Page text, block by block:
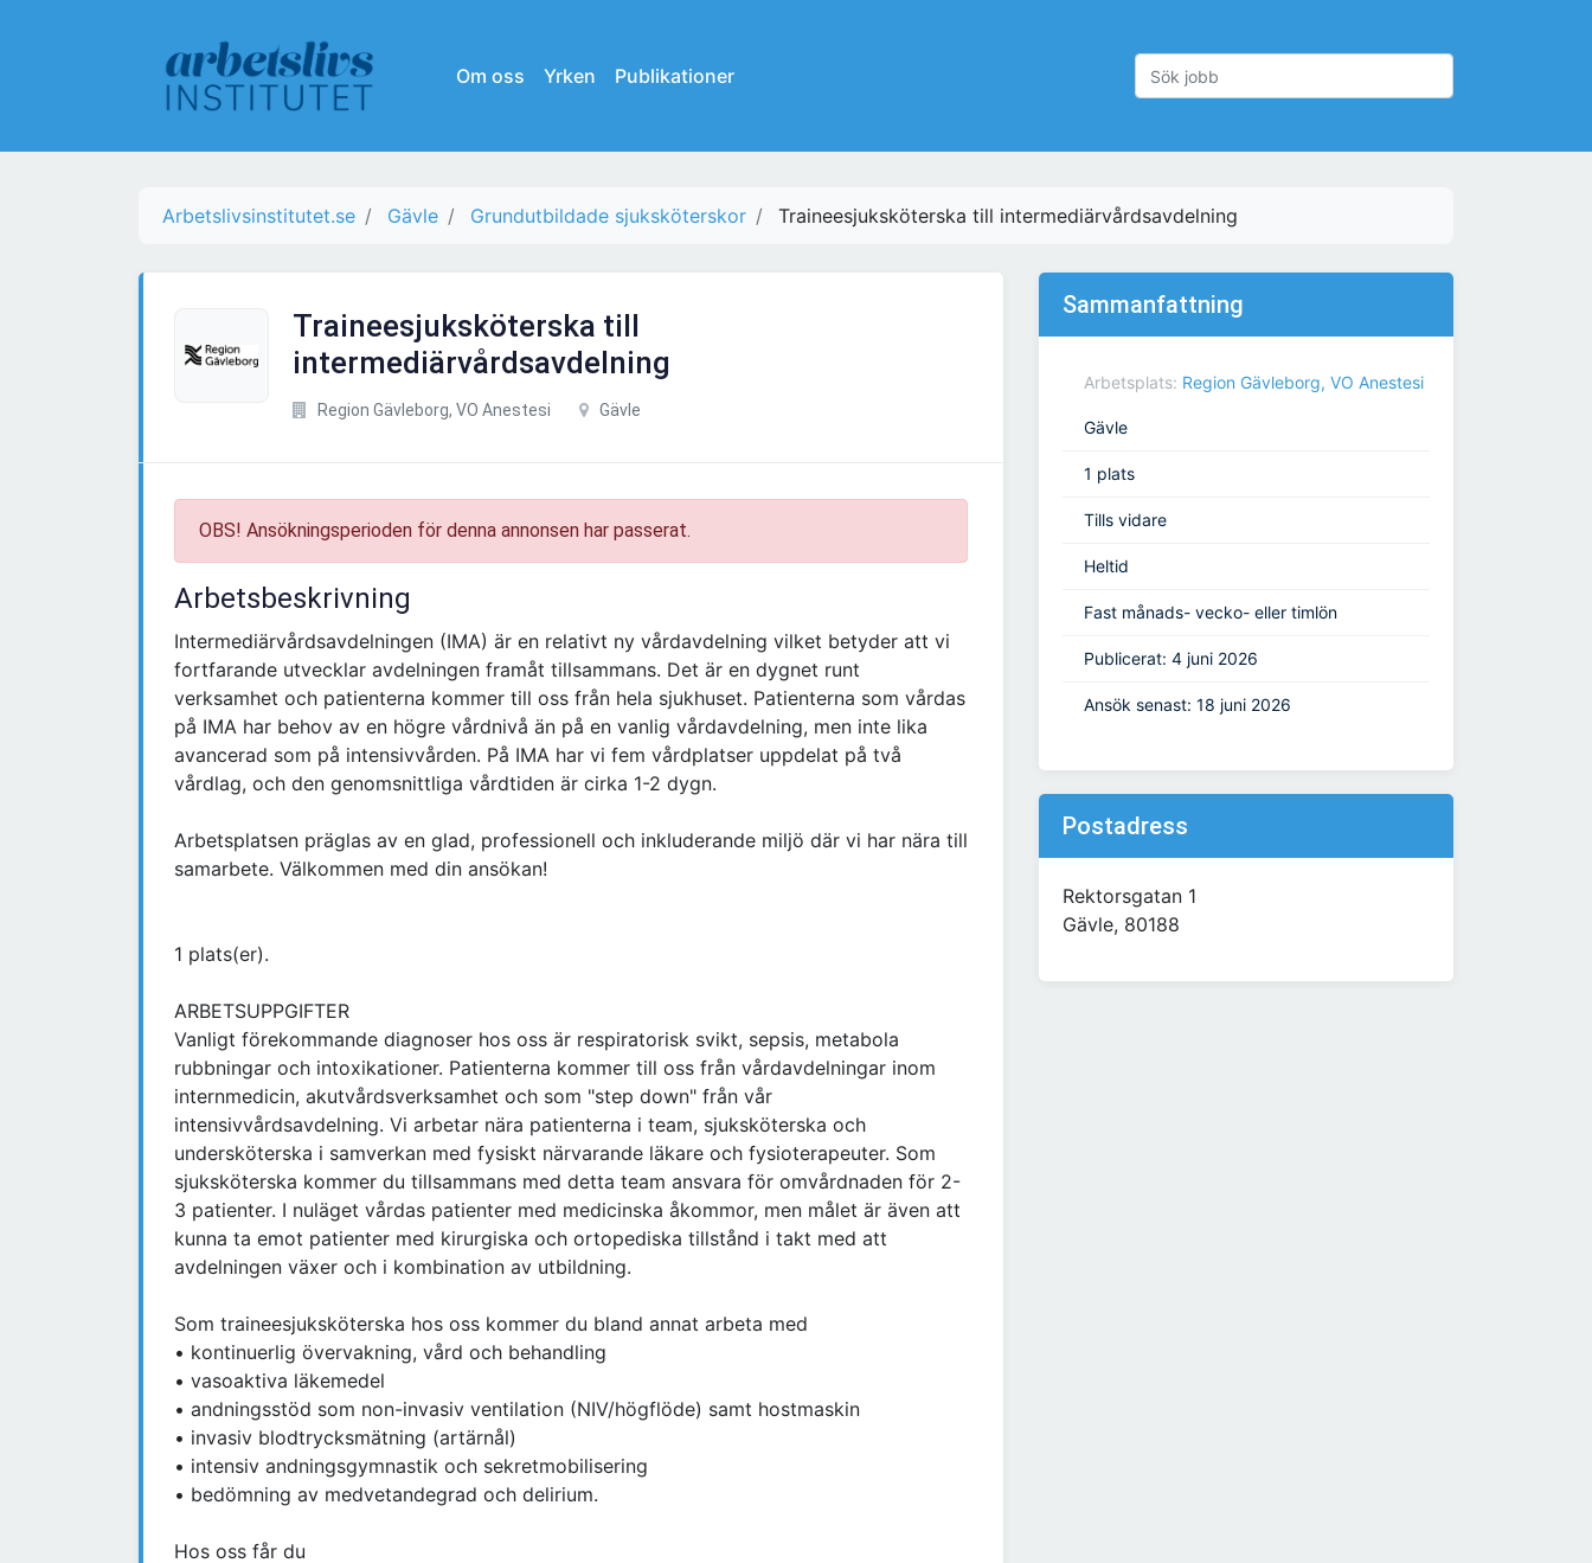
Om oss Yrken Publikationer
Arbetslivsinstitutet.se Gävle Grundutbildade sjuksköterskor Traineesjuksköterska till intermediärvårdsavdelning
Traineesjuksköterska till
intermediärvårdsavdelning
Region Gävleborg, VO Anestesi Gävle
OBS! Ansökningsperioden för denna annonsen har passerat.
Arbetsbeskrivning
Intermediärvårdsavdelningen (IMA) är en relativt ny vårdavdelning vilket betyder att vi
fortfarande utvecklar avdelningen framåt tillsammans. Det är en dygnet runt
verksamhet och patienterna kommer till oss från hela sjukhuset. Patienterna som vårdas
på IMA har behov av en högre vårdnivå än på en vanlig vårdavdelning, men inte lika
avancerad som på intensivvården. På IMA har vi fem vårdplatser uppdelat på två
vårdlag, och den genomsnittliga vårdtiden är cirka 1-2 dygn.
Arbetsplatsen präglas av en glad, professionell och inkluderande miljö där vi har nära till
samarbete. Välkommen med din ansökan!
1 plats(er).
ARBETSUPPGIFTER
Vanligt förekommande diagnoser hos oss är respiratorisk svikt, sepsis, metabola
rubbningar och intoxikationer. Patienterna kommer till oss från vårdavdelningar inom
internmedicin, akutvårdsverksamhet och som "step down" från vår
intensivvårdsavdelning. Vi arbetar nära patienterna i team, sjuksköterska och
undersköterska i samverkan med fysiskt närvarande läkare och fysioterapeuter. Som
sjuksköterska kommer du tillsammans med detta team ansvara för omvårdnaden för 2-
3 patienter. I nuläget vårdas patienter med medicinska åkommor, men målet är även att
kunna ta emot patienter med kirurgiska och ortopediska tillstånd i takt med att
avdelningen växer och i kombination av utbildning.
Som traineesjuksköterska hos oss kommer du bland annat arbeta med
• kontinuerlig övervakning, vård och behandling
• vasoaktiva läkemedel
• andningsstöd som non-invasiv ventilation (NIV/högflöde) samt hostmaskin
• invasiv blodtrycksmätning (artärnål)
• intensiv andningsgymnastik och sekretmobilisering
• bedömning av medvetandegrad och delirium.
Hos oss får du
Sammanfattning
Arbetsplats: Region Gävleborg, VO Anestesi
Gävle
1 plats
Tills vidare
Heltid
Fast månads- vecko- eller timlön
Publicerat: 4 juni 2026
Ansök senast: 18 juni 2026
Postadress
Rektorsgatan 1
Gävle, 80188